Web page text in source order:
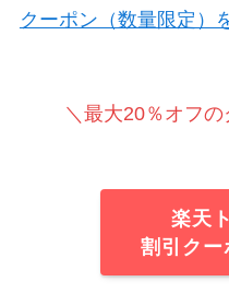
クーポン（数量限定）
＼最大20％オフ
楽天
割引クー